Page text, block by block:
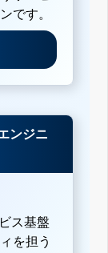
です。
ンジニ
ス基盤
を担う